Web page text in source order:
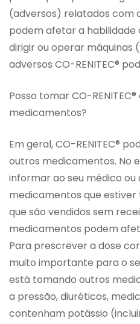
(adversos) relatados com o
podem afetar a habilidade
dirigir ou operar máquinas
adversos CO-RENITEC®
Posso tomar CO-
medicamentos?
Em geral, CO-RENITEC®
outros medicamentos. No
informar ao seu médico
medicamentos que estiver
que são vendidos sem
medicamentos podem
Para prescrever a dose
muito importante para o
está tomando outros
a pressão, diuréticos,
contenham potássio